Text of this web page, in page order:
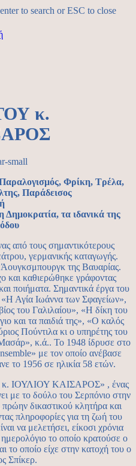
to search or ESC to close
κ.
Φρίκη, Τρέλα,
Παράδεισος
ή
Δημοκρατία, τα ιδανικά της
από τους σημαντικότερους
γερμανικής καταγωγής.
της Βαυαρίας.
και καθιερώθηκε γράφοντας
ποιήματα. Σημαντικά έργα του
Αγία Ιωάννα των Σφαγείων»,
του Γαλιλαίου», «Η δίκη του
και τα παιδιά της», «Ο καλός
Πούντιλα κι ο υπηρέτης του
κ.ά.. Το 1948 ίδρυσε στο
με τον οποίο ανέβασε
το 1956 σε ηλικία 58 ετών.
κ. ΙΟΥΛΙΟΥ ΚΑΙΣΑΡΟΣ» , ένας
με το δούλο του Σερπόνιο στην
δικαστικού κλητήρα και
πληροφορίες για τη ζωή του
να μελετήσει, είκοσι χρόνια
το οποίο κρατούσε ο
το οποίο είχε στην κατοχή του ο
Σπίκερ.